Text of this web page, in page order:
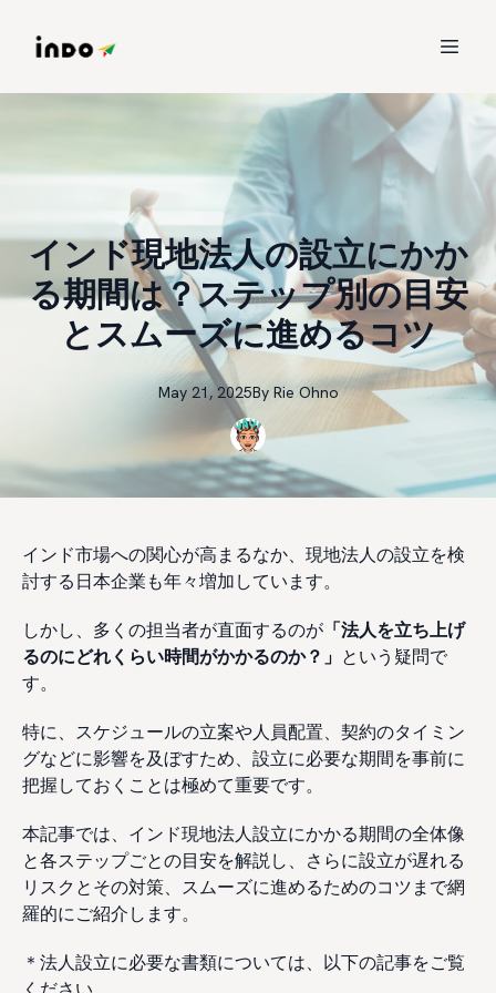
インド現地法人の設立にかか
る期間は？ステップ別の目安
とスムーズに進めるコツ
May 21, 2025By Rie Ohno
インド市場への関心が高まるなか、現地法人の設立を検
討する日本企業も年々増加しています。
しかし、多くの担当者が直面するのが 「法人を立ち上げ
るのにどれくらい時間がかかるのか？」 という疑問で
す。
特に、スケジュールの立案や人員配置、契約のタイミン
グなどに影響を及ぼすため、設立に必要な期間を事前に
把握しておくことは極めて重要です。
本記事では、インド現地法人設立にかかる期間の全体像
と各ステップごとの目安を解説し、さらに設立が遅れる
リスクとその対策、スムーズに進めるためのコツまで網
羅的にご紹介します。
＊法人設立に必要な書類については、以下の記事をご覧